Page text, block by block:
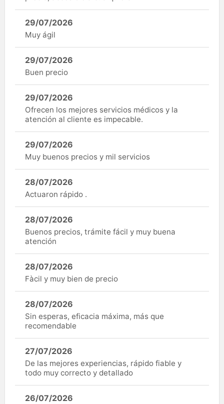
29/07/2026
Muy ágil
29/07/2026
Buen precio
29/07/2026
Ofrecen los mejores servicios médicos y la
atención al cliente es impecable.
29/07/2026
Muy buenos precios y mil servicios
28/07/2026
Actuaron rápido .
28/07/2026
Buenos precios, trámite fácil y muy buena
atención
28/07/2026
Fàcil y muy bien de precio
28/07/2026
Sin esperas, eficacia máxima, más que
recomendable
27/07/2026
De las mejores experiencias, rápido fiable y
todo muy correcto y detallado
26/07/2026